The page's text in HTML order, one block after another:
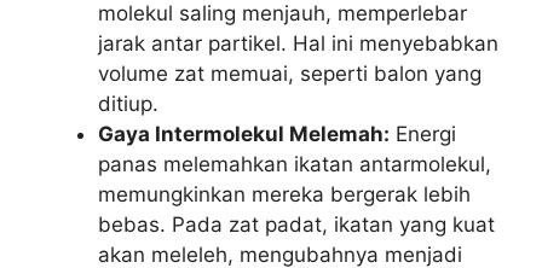
molekul saling menjauh, memperlebar
jarak antar partikel. Hal ini menyebabkan
volume zat memuai, seperti balon yang
ditiup.
Gaya Intermolekul Melemah: Energi
panas melemahkan ikatan antarmolekul,
memungkinkan mereka bergerak lebih
bebas. Pada zat padat, ikatan yang kuat
akan meleleh, mengubahnya menjadi